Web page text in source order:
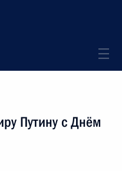
Путину с Днём